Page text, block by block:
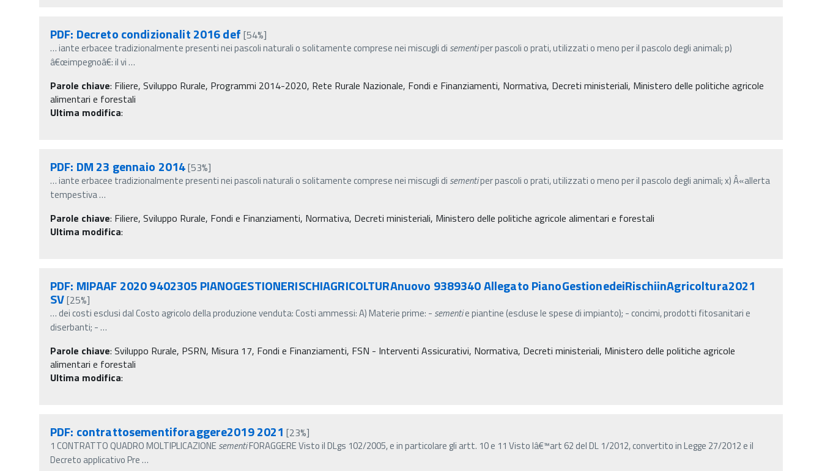
PDF: Decreto condizionalit 2016 def [54%]
…iante erbacee tradizionalmente presenti nei pascoli naturali o solitamente comprese nei miscugli di sementiper pascoli o prati, utilizzati o meno per il pascolo degli animali; p)
â€œimpegnoâ€: il vi…
Parole chiave: Filiere, Sviluppo Rurale, Programmi 2014-2020, Rete Rurale Nazionale, Fondi e Finanziamenti, Normativa, Decreti ministeriali, Ministero delle politiche agricole
alimentari e forestali
Ultima modifica:
PDF: DM 23 gennaio 2014[53%]
…iante erbacee tradizionalmente presenti nei pascoli naturali o solitamente comprese nei miscugli di sementiper pascoli o prati, utilizzati o meno per il pascolo degli animali; x) Â«allerta
tempestiva…
Parole chiave: Filiere, Sviluppo Rurale, Fondi e Finanziamenti, Normativa, Decreti ministeriali, Ministero delle politiche agricole alimentari e forestali
Ultima modifica:
PDF: MIPAAF 2020 9402305 PIANOGESTIONERISCHIAGRICOLTURAnuovo 9389340 Allegato PianoGestionedeiRischiinAgricoltura2021
SV[25%]
…dei costi esclusi dal Costo agricolo della produzione venduta: Costi ammessi: A) Materie prime: - sementie piantine (escluse le spese di impianto); - concimi, prodotti fitosanitari e
diserbanti; -…
Parole chiave: Sviluppo Rurale, PSRN, Misura 17, Fondi e Finanziamenti, FSN - Interventi Assicurativi, Normativa, Decreti ministeriali, Ministero delle politiche agricole
alimentari e forestali
Ultima modifica:
PDF: contrattosementiforaggere2019 2021 [23%]
1 CONTRATTO QUADRO MOLTIPLICAZIONE sementiFORAGGERE Visto il DLgs 102/2005, e in particolare gli artt. 10 e 11 Visto lâ€™art 62 del DL 1/2012, convertito in Legge 27/2012 e il
Decreto applicativo Pre…